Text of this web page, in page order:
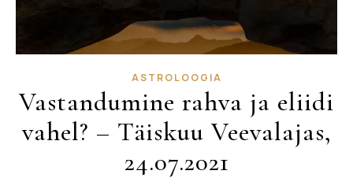
ASTROLOOGIA
Vastandumine rahva ja eliidi
vahel? – Täiskuu Veevalajas,
24.07.2021